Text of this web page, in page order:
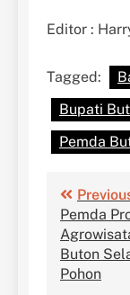
Editor :
Tagged:
Bupati
Pemda
pos
Pemda
Buton
Pohon